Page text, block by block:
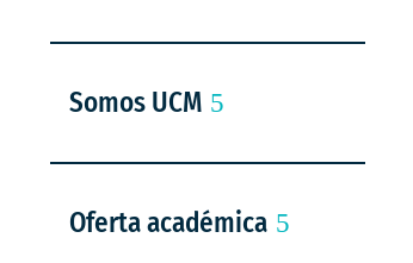
Somos UCM
Oferta académica